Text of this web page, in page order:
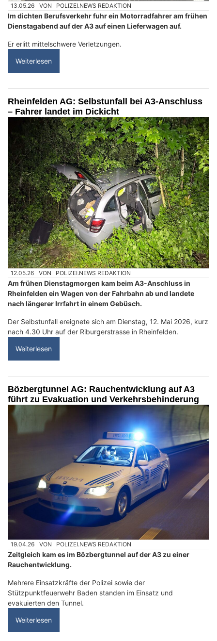
13.05.26 VON POLIZEI.NEWS REDAKTION
Im dichten Berufsverkehr fuhr ein Motorradfahrer am frühen
Dienstagabend auf der A3 auf einen Lieferwagen auf.
Er erlitt mittelschwere Verletzungen.
Weiterlesen
Rheinfelden AG: Selbstunfall bei A3-Anschluss
– Fahrer landet im Dickicht
12.05.26 VON POLIZEI.NEWS REDAKTION
Am frühen Dienstagmorgen kam beim A3-Anschluss in
Rheinfelden ein Wagen von der Fahrbahn ab und landete
nach längerer Irrfahrt in einem Gebüsch.
Der Selbstunfall ereignete sich am Dienstag, 12. Mai 2026, kurz
nach 4.30 Uhr auf der Riburgerstrasse in Rheinfelden.
Weiterlesen
Bözbergtunnel AG: Rauchentwicklung auf A3
führt zu Evakuation und Verkehrsbehinderung
19.04.26 VON POLIZEI.NEWS REDAKTION
Zeitgleich kam es im Bözbergtunnel auf der A3 zu einer
Rauchentwicklung.
Mehrere Einsatzkräfte der Polizei sowie der
Stützpunktfeuerwehr Baden standen im Einsatz und
evakuierten den Tunnel.
Weiterlesen